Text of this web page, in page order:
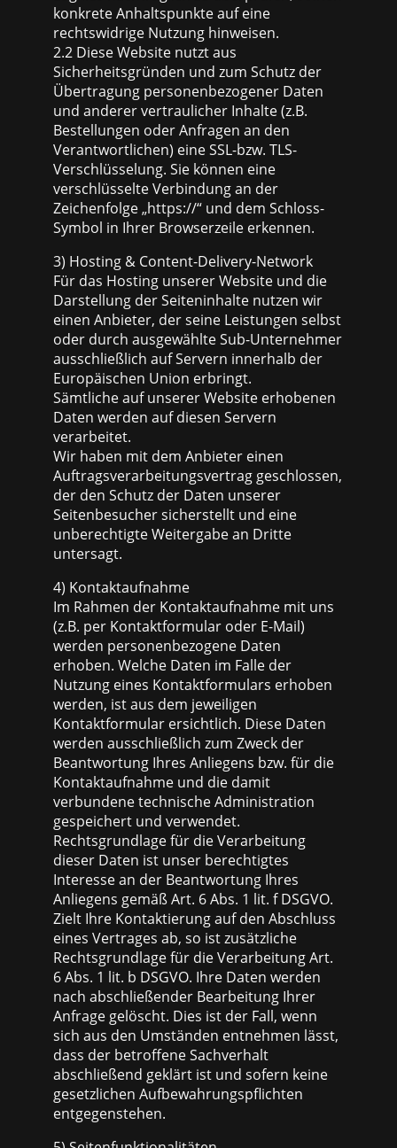
konkrete Anhaltspunkte auf eine
rechtswidrige Nutzung hinweisen.
2.2 Diese Website nutzt aus
Sicherheitsgründen und zum Schutz der
Übertragung personenbezogener Daten
und anderer vertraulicher Inhalte (z.B.
Bestellungen oder Anfragen an den
Verantwortlichen) eine SSL-bzw. TLS-
Verschlüsselung. Sie können eine
verschlüsselte Verbindung an der
Zeichenfolge „https://“ und dem Schloss-
Symbol in Ihrer Browserzeile erkennen.
3) Hosting & Content-Delivery-Network
Für das Hosting unserer Website und die
Darstellung der Seiteninhalte nutzen wir
einen Anbieter, der seine Leistungen selbst
oder durch ausgewählte Sub-Unternehmer
ausschließlich auf Servern innerhalb der
Europäischen Union erbringt.
Sämtliche auf unserer Website erhobenen
Daten werden auf diesen Servern
verarbeitet.
Wir haben mit dem Anbieter einen
Auftragsverarbeitungsvertrag geschlossen,
der den Schutz der Daten unserer
Seitenbesucher sicherstellt und eine
unberechtigte Weitergabe an Dritte
untersagt.
4) Kontaktaufnahme
Im Rahmen der Kontaktaufnahme mit uns
(z.B. per Kontaktformular oder E-Mail)
werden personenbezogene Daten
erhoben. Welche Daten im Falle der
Nutzung eines Kontaktformulars erhoben
werden, ist aus dem jeweiligen
Kontaktformular ersichtlich. Diese Daten
werden ausschließlich zum Zweck der
Beantwortung Ihres Anliegens bzw. für die
Kontaktaufnahme und die damit
verbundene technische Administration
gespeichert und verwendet.
Rechtsgrundlage für die Verarbeitung
dieser Daten ist unser berechtigtes
Interesse an der Beantwortung Ihres
Anliegens gemäß Art. 6 Abs. 1 lit. f DSGVO.
Zielt Ihre Kontaktierung auf den Abschluss
eines Vertrages ab, so ist zusätzliche
Rechtsgrundlage für die Verarbeitung Art.
6 Abs. 1 lit. b DSGVO. Ihre Daten werden
nach abschließender Bearbeitung Ihrer
Anfrage gelöscht. Dies ist der Fall, wenn
sich aus den Umständen entnehmen lässt,
dass der betroffene Sachverhalt
abschließend geklärt ist und sofern keine
gesetzlichen Aufbewahrungspflichten
entgegenstehen.